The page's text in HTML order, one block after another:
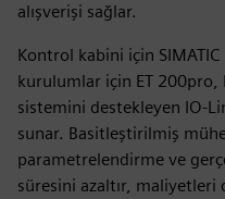
alışverişi sağlar.
Kontrol kabini için
kurulumlar için ET 200pro,
sistemini destekleyen IO-
sunar. Basitleştirilmiş
parametrelendirme ve
süresini azaltır, maliyetleri